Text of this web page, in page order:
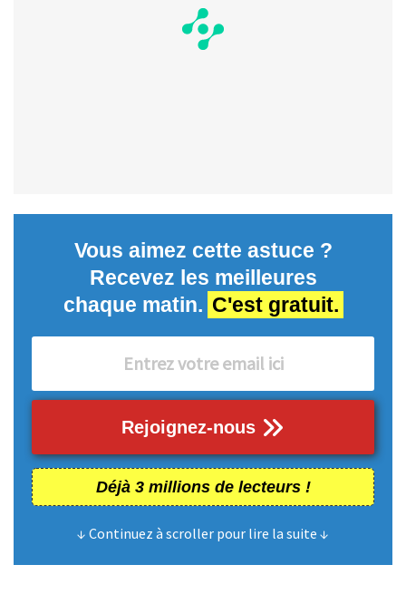
Vous aimez cette astuce ?
Recevez les meilleures
chaque matin. C'est gratuit.
Rejoignez-nous
Déjà 3 millions de lecteurs !
↓ Continuez à scroller pour lire la suite ↓